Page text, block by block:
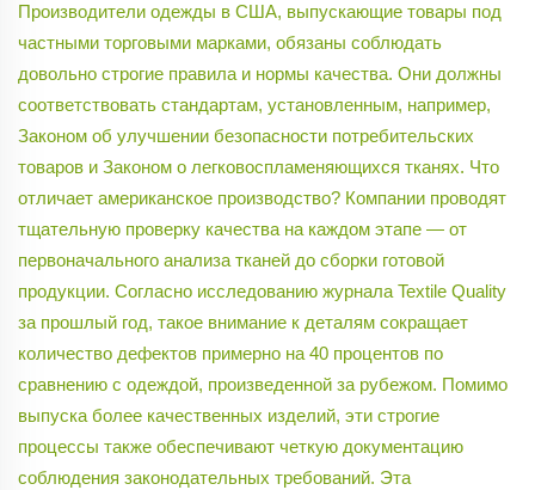
Производители одежды в США, выпускающие товары под
частными торговыми марками, обязаны соблюдать
довольно строгие правила и нормы качества. Они должны
соответствовать стандартам, установленным, например,
Законом об улучшении безопасности потребительских
товаров и Законом о легковоспламеняющихся тканях. Что
отличает американское производство? Компании проводят
тщательную проверку качества на каждом этапе — от
первоначального анализа тканей до сборки готовой
продукции. Согласно исследованию журнала Textile Quality
за прошлый год, такое внимание к деталям сокращает
количество дефектов примерно на 40 процентов по
сравнению с одеждой, произведенной за рубежом. Помимо
выпуска более качественных изделий, эти строгие
процессы также обеспечивают четкую документацию
соблюдения законодательных требований. Эта